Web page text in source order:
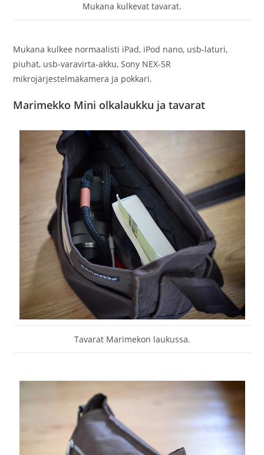
Mukana kulkevat tavarat.
Mukana kulkee normaalisti iPad, iPod nano, usb-laturi,
piuhat, usb-varavirta-akku, Sony NEX-5R
mikrojärjestelmäkamera ja pokkari.
Marimekko Mini olkalaukku ja tavarat
Tavarat Marimekon laukussa.